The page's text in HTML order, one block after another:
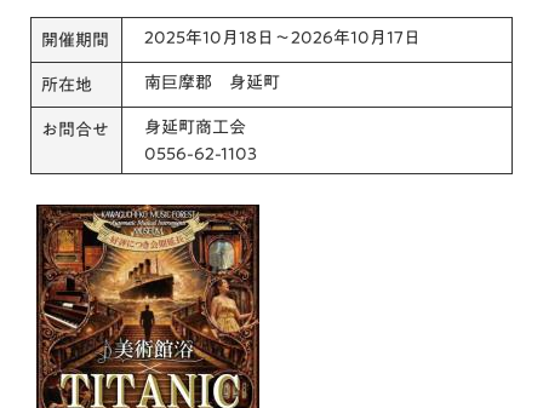
開催期間 2025年10月18日～2026年10月17日
所在地 南巨摩郡 身延町
お問合せ
身延町商工会
0556-62-1103